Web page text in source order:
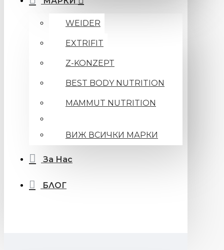
WEIDER
EXTRIFIT
Z-KONZEPT
BEST BODY NUTRITION
MAMMUT NUTRITION
ВИЖ ВСИЧКИ МАРКИ
За Нас
БЛОГ